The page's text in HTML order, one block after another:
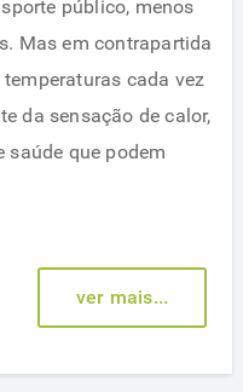
público, menos
Mas em contrapartida
cada vez
da sensação de calor,
saúde que podem
ver mais...